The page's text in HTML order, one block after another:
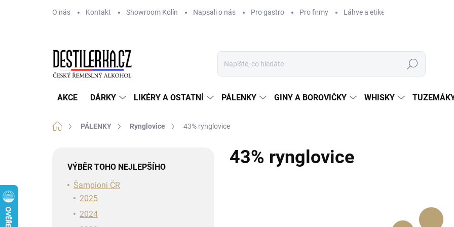
O nás Kontakt Showroom Kolín Napsali o nás Pro gastro Pro firmy Láhve a etikety na míru
Hledat
AKCE DÁRKY LIKÉRY A OSTATNÍ PÁLENKY GINY A BOROVIČKY WHISKY
Domů PÁLENKY Rynglovice 43% rynglovice
VÝBĚR TOHO NEJLEPŠÍHO
Šampioni ČR
2025
2024
43% rynglovice